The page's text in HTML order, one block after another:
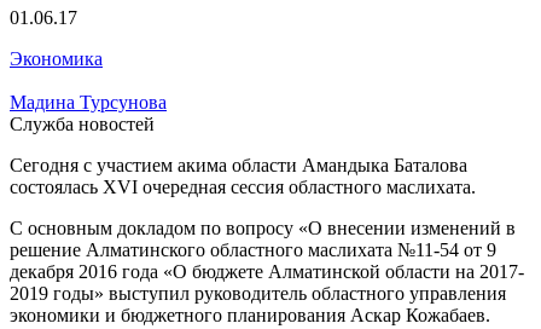
01.06.17
Экономика
Мадина Турсунова
Служба новостей
Сегодня с участием акима области Амандыка Баталова
состоялась XVI очередная сессия областного маслихата.
С основным докладом по вопросу «О внесении изменений в
решение Алматинского областного маслихата №11-54 от 9
декабря 2016 года «О бюджете Алматинской области на 2017-
2019 годы» выступил руководитель областного управления
экономики и бюджетного планирования Аскар Кожабаев.